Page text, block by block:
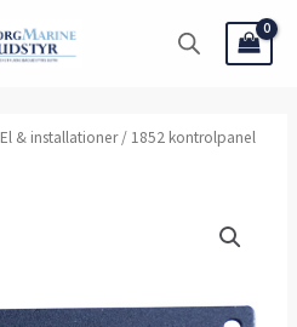
El & installationer/ 1852 kontrolpanel